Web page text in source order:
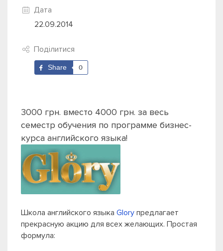
Дата
22.09.2014
Поділитися
Share 0
3000 грн. вместо 4000 грн. за весь
семестр обучения по программе бизнес-
курса английского языка!
Школа английского языка Glory предлагает
прекрасную акцию для всех желающих. Простая
формула: